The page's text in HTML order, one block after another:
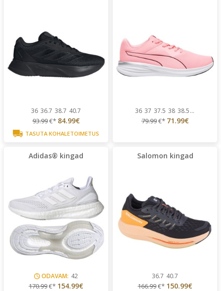
36 36.7 38.7 40.7
93.99€* 84.99€
TASUTA KOHALETOIMETUS
36 37 37.5 38 38.5...
79.99€* 71.99€
Adidas® kingad
ODAVAM: 42
170.99€* 154.99€
Salomon kingad
36.7 40.7
166.99€* 150.99€